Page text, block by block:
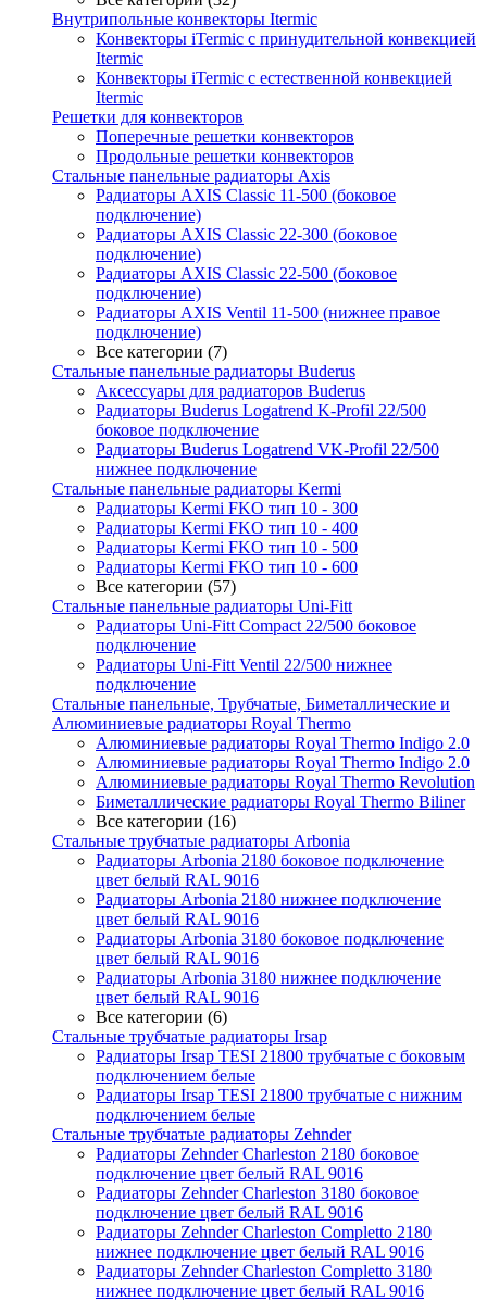
Внутрипольные конвекторы Itermic
Конвекторы iTermic c принудительной конвекцией
Itermic
Конвекторы iTermic с естественной конвекцией
Itermic
Решетки для конвекторов
Поперечные решетки конвекторов
Продольные решетки конвекторов
Стальные панельные радиаторы Axis
Радиаторы AXIS Classic 11-500 (боковое
подключение)
Радиаторы AXIS Classic 22-300 (боковое
подключение)
Радиаторы AXIS Classic 22-500 (боковое
подключение)
Радиаторы AXIS Ventil 11-500 (нижнее правое
подключение)
Все категории (7)
Стальные панельные радиаторы Buderus
Аксессуары для радиаторов Buderus
Радиаторы Buderus Logatrend K-Profil 22/500
боковое подключение
Радиаторы Buderus Logatrend VK-Profil 22/500
нижнее подключение
Стальные панельные радиаторы Kermi
Радиаторы Kermi FKO тип 10 - 300
Радиаторы Kermi FKO тип 10 - 400
Радиаторы Kermi FKO тип 10 - 500
Радиаторы Kermi FKO тип 10 - 600
Все категории (57)
Стальные панельные радиаторы Uni-Fitt
Радиаторы Uni-Fitt Compact 22/500 боковое
подключение
Радиаторы Uni-Fitt Ventil 22/500 нижнее
подключение
Стальные панельные, Трубчатые, Биметаллические и
Алюминиевые радиаторы Royal Thermo
Алюминиевые радиаторы Royal Thermo Indigo 2.0
Алюминиевые радиаторы Royal Thermo Indigo 2.0
Алюминиевые радиаторы Royal Thermo Revolution
Биметаллические радиаторы Royal Thermo Biliner
Все категории (16)
Стальные трубчатые радиаторы Arbonia
Радиаторы Arbonia 2180 боковое подключение
цвет белый RAL 9016
Радиаторы Arbonia 2180 нижнее подключение
цвет белый RAL 9016
Радиаторы Arbonia 3180 боковое подключение
цвет белый RAL 9016
Радиаторы Arbonia 3180 нижнее подключение
цвет белый RAL 9016
Все категории (6)
Стальные трубчатые радиаторы Irsap
Радиаторы Irsap TESI 21800 трубчатые с боковым
подключением белые
Радиаторы Irsap TESI 21800 трубчатые с нижним
подключением белые
Стальные трубчатые радиаторы Zehnder
Радиаторы Zehnder Charleston 2180 боковое
подключение цвет белый RAL 9016
Радиаторы Zehnder Charleston 3180 боковое
подключение цвет белый RAL 9016
Радиаторы Zehnder Charleston Completto 2180
нижнее подключение цвет белый RAL 9016
Радиаторы Zehnder Charleston Completto 3180
нижнее подключение цвет белый RAL 9016